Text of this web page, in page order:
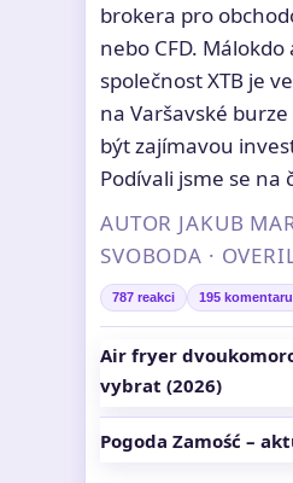
brokera pro
nebo CFD.
společnost XTB je
na Varšavské
být zajímavou
Podívali jsme se na
AUTOR JAKUB
SVOBODA ·
787 reakci 195 komentaru
Air fryer
vybrat (2026)
Pogoda Zamość –